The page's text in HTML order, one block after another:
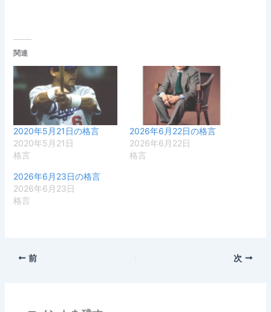
関連
2020年5月21日の格言
2020年5月21日
格言
2026年6月22日の格言
2026年6月22日
格言
2026年6月23日の格言
2026年6月23日
格言
前 次